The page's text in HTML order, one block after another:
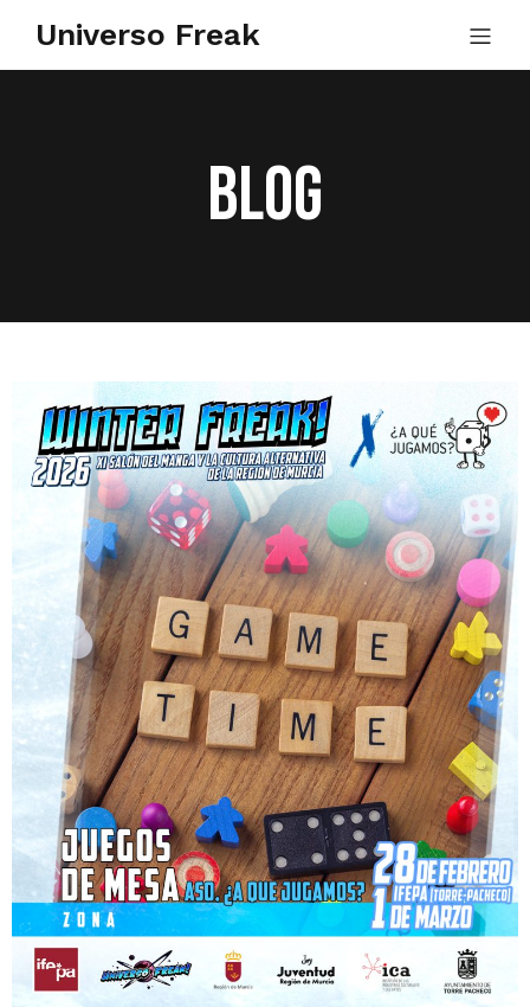
Universo Freak
Blog